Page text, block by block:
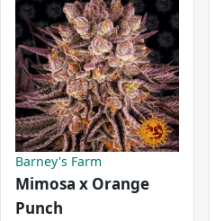
Barney's Farm
Mimosa x Orange
Punch